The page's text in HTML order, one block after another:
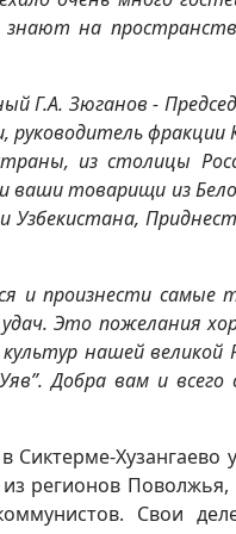
знают на
Г.А. Зюганов -
руководитель фракции
из столицы
ваши товарищи из
Узбекистана,
и произнести самые
Это пожелания
нашей великой
Добра вам и всего
Сиктерме-Хузангаево
из регионов
Свои